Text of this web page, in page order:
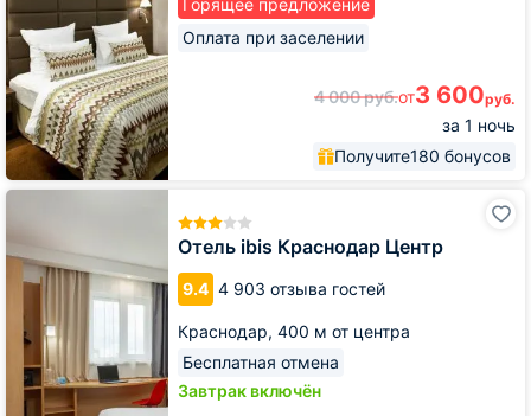
Горящее предложение
Оплата при заселении
4 000руб.от3 600руб.
за 1 ночь
Получите180 бонусов
Отель ibis Краснодар Центр
9.4 4 903 отзыва гостей
Краснодар, 400 м от центра
Бесплатная отмена
Завтрак включён
Отель
Центр